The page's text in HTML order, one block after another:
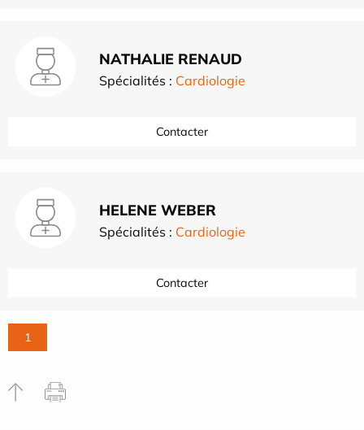
NATHALIE RENAUD
Spécialités : Cardiologie
Contacter
HELENE WEBER
Spécialités : Cardiologie
Contacter
1